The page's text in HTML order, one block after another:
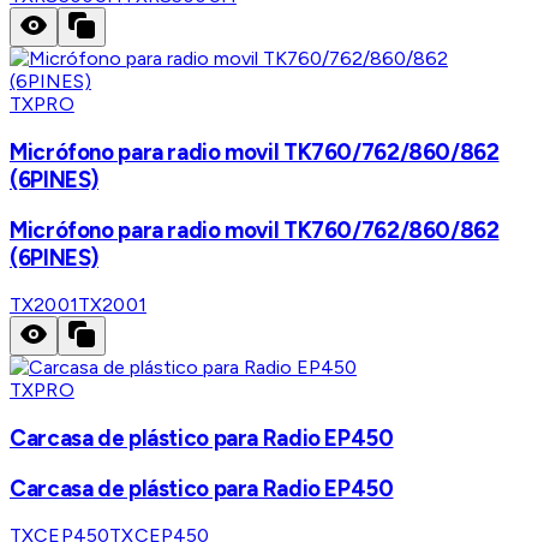
TXPRO
Micrófono para radio movil TK760/762/860/862
(6PINES)
Micrófono para radio movil TK760/762/860/862
(6PINES)
TX2001TX2001
TXPRO
Carcasa de plástico para Radio EP450
Carcasa de plástico para Radio EP450
TXCEP450TXCEP450